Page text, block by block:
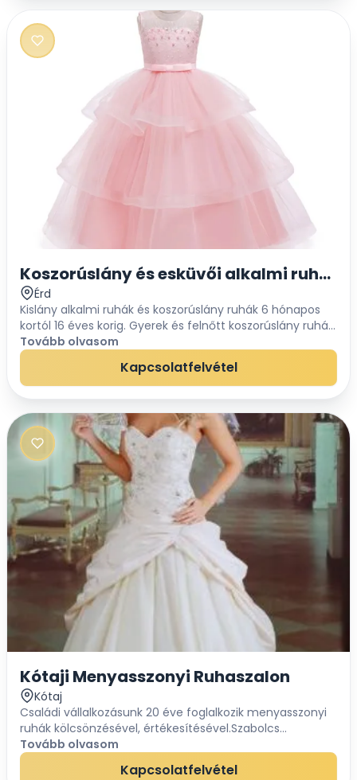
Koszorúslány és esküvői alkalmi ruha
Érd
Kislány alkalmi ruhák és koszorúslány ruhák 6 hónapos
kortól 16 éves korig. Gyerek és felnőtt koszorúslány ruhák,
alkalmi ruhák, tüllszoknyák esküvőre.Hercegnős hosszú
és rövid koszorúslány ruhák, a...
Tovább olvasom
Kapcsolatfelvétel
Kótaji Menyasszonyi Ruhaszalon
Kótaj
Családi vállalkozásunk 20 éve foglalkozik menyasszonyi
ruhák kölcsönzésével, értékesítésével.Szabolcs
megyében két szalonunkba várjuk a kedves
megrendelőket, vásárlókat.A Felicita-szalon Nyíre...
Tovább olvasom
Kapcsolatfelvétel